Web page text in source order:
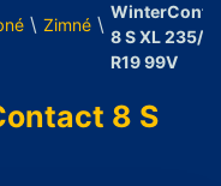
\ Zimné \
8 S XL 235/
R19 99V
8 S